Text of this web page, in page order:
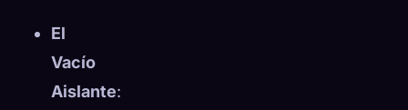
El
Vacío
Aislante: